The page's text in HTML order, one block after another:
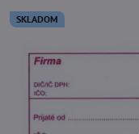
SKLADOM